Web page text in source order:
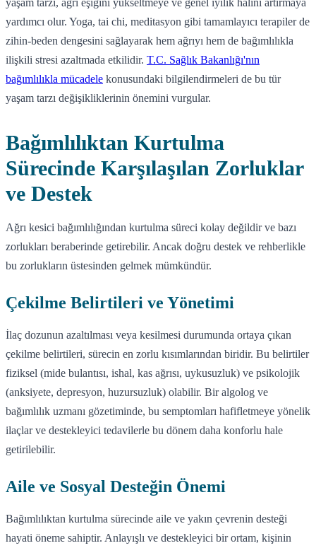
yardımcı olur. Yoga, tai chi, meditasyon gibi tamamlayıcı terapiler de
zihin-beden dengesini sağlayarak hem ağrıyı hem de bağımlılıkla
ilişkili stresi azaltmada etkilidir. T.C. Sağlık Bakanlığı'nın
bağımlılıkla mücadele konusundaki bilgilendirmeleri de bu tür
yaşam tarzı değişikliklerinin önemini vurgular.
Bağımlılıktan Kurtulma
Sürecinde Karşılaşılan Zorluklar
ve Destek
Ağrı kesici bağımlılığından kurtulma süreci kolay değildir ve bazı
zorlukları beraberinde getirebilir. Ancak doğru destek ve rehberlikle
bu zorlukların üstesinden gelmek mümkündür.
Çekilme Belirtileri ve Yönetimi
İlaç dozunun azaltılması veya kesilmesi durumunda ortaya çıkan
çekilme belirtileri, sürecin en zorlu kısımlarından biridir. Bu belirtiler
fiziksel (mide bulantısı, ishal, kas ağrısı, uykusuzluk) ve psikolojik
(anksiyete, depresyon, huzursuzluk) olabilir. Bir algolog ve
bağımlılık uzmanı gözetiminde, bu semptomları hafifletmeye yönelik
ilaçlar ve destekleyici tedavilerle bu dönem daha konforlu hale
getirilebilir.
Aile ve Sosyal Desteğin Önemi
Bağımlılıktan kurtulma sürecinde aile ve yakın çevrenin desteği
hayati öneme sahiptir. Anlayışlı ve destekleyici bir ortam, kişinin